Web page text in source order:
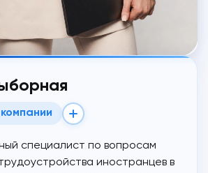
специалист по вопросам
иностранцев в